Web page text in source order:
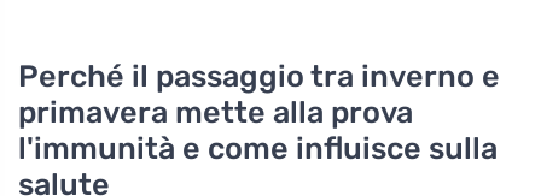
Perché il passaggio tra inverno e
primavera mette alla prova
l'immunità e come influisce sulla
salute